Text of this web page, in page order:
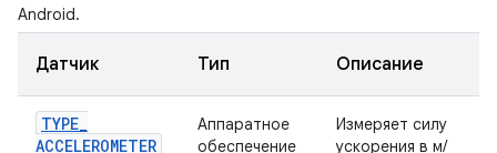
Android.
Датчик Тип Описание
TYPE_
ACCELEROMETER
Аппаратное
обеспечение
Измеряет силу
ускорения в м/